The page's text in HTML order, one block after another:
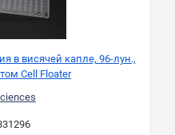
в висячей капле, 96-лун.,
Cell Floater